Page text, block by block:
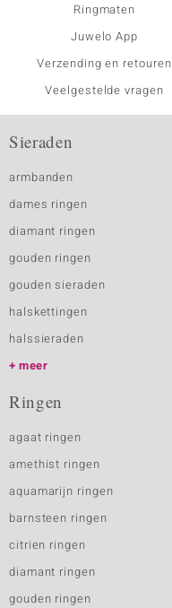
Ringmaten
Juwelo App
Verzending en retouren
Veelgestelde vragen
Sieraden
armbanden
dames ringen
diamant ringen
gouden ringen
gouden sieraden
halskettingen
halssieraden
meer
Ringen
agaat ringen
amethist ringen
aquamarijn ringen
barnsteen ringen
citrien ringen
diamant ringen
gouden ringen